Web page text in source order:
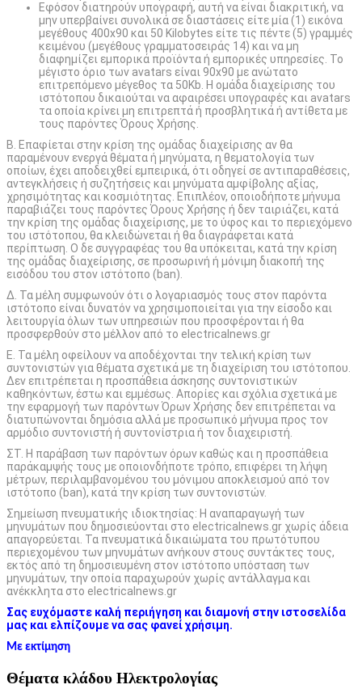
Εφόσον διατηρούν υπογραφή, αυτή να είναι διακριτική, να
μην υπερβαίνει συνολικά σε διαστάσεις είτε μία (1) εικόνα
μεγέθους 400x90 και 50 Kilobytes είτε τις πέντε (5) γραμμές
κειμένου (μεγέθους γραμματοσειράς 14) και να μη
διαφημίζει εμπορικά προϊόντα ή εμπορικές υπηρεσίες. Το
μέγιστο όριο των avatars είναι 90x90 με ανώτατο
επιτρεπόμενο μέγεθος τα 50Kb. Η ομάδα διαχείρισης του
ιστότοπου δικαιούται να αφαιρέσει υπογραφές και avatars
τα οποία κρίνει μη επιτρεπτά ή προσβλητικά ή αντίθετα με
τους παρόντες Όρους Χρήσης.
Β. Επαφίεται στην κρίση της ομάδας διαχείρισης αν θα
παραμένουν ενεργά θέματα ή μηνύματα, η θεματολογία των
οποίων, έχει αποδειχθεί εμπειρικά, ότι οδηγεί σε αντιπαραθέσεις,
αντεγκλήσεις ή συζητήσεις και μηνύματα αμφίβολης αξίας,
χρησιμότητας και κοσμιότητας. Επιπλέον, οποιοδήποτε μήνυμα
παραβιάζει τους παρόντες Όρους Χρήσης ή δεν ταιριάζει, κατά
την κρίση της ομάδας διαχείρισης, με το ύφος και το περιεχόμενο
του ιστότοπου, θα κλειδώνεται ή θα διαγράφεται κατά
περίπτωση. Ο δε συγγραφέας του θα υπόκειται, κατά την κρίση
της ομάδας διαχείρισης, σε προσωρινή ή μόνιμη διακοπή της
εισόδου του στον ιστότοπο (ban).
Δ. Τα μέλη συμφωνούν ότι ο λογαριασμός τους στον παρόντα
ιστότοπο είναι δυνατόν να χρησιμοποιείται για την είσοδο και
λειτουργία όλων των υπηρεσιών που προσφέρονται ή θα
προσφερθούν στο μέλλον από το electricalnews.gr
Ε. Τα μέλη οφείλουν να αποδέχονται την τελική κρίση των
συντονιστών για θέματα σχετικά με τη διαχείριση του ιστότοπου.
Δεν επιτρέπεται η προσπάθεια άσκησης συντονιστικών
καθηκόντων, έστω και εμμέσως. Απορίες και σχόλια σχετικά με
την εφαρμογή των παρόντων Όρων Χρήσης δεν επιτρέπεται να
διατυπώνονται δημόσια αλλά με προσωπικό μήνυμα προς τον
αρμόδιο συντονιστή ή συντονίστρια ή τον διαχειριστή.
ΣΤ. Η παράβαση των παρόντων όρων καθώς και η προσπάθεια
παράκαμψής τους με οποιονδήποτε τρόπο, επιφέρει τη λήψη
μέτρων, περιλαμβανομένου του μόνιμου αποκλεισμού από τον
ιστότοπο (ban), κατά την κρίση των συντονιστών.
Σημείωση πνευματικής ιδιοκτησίας: Η αναπαραγωγή των
μηνυμάτων που δημοσιεύονται στο electricalnews.gr χωρίς άδεια
απαγορεύεται. Τα πνευματικά δικαιώματα του πρωτότυπου
περιεχομένου των μηνυμάτων ανήκουν στους συντάκτες τους,
εκτός από τη δημοσιευμένη στον ιστότοπο υπόσταση των
μηνυμάτων, την οποία παραχωρούν χωρίς αντάλλαγμα και
ανέκκλητα στο electricalnews.gr
Σας ευχόμαστε καλή περιήγηση και διαμονή στην ιστοσελίδα
μας και ελπίζουμε να σας φανεί χρήσιμη.
Με εκτίμηση
Θέματα κλάδου Ηλεκτρολογίας